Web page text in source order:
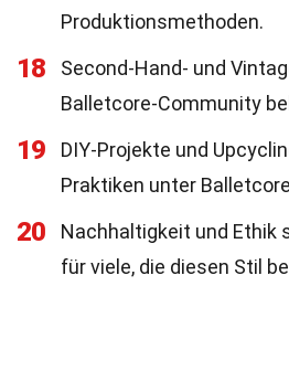
Produktionsmethoden.
18
Second-Hand- und
Balletcore-Community
19
DIY-Projekte und
Praktiken unter
20
Nachhaltigkeit und Ethik
für viele, die diesen Stil